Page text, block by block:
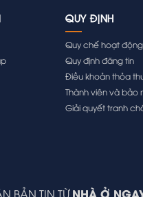
QUY ĐỊNH
Quy chế hoạt động
Quy định đăng tin
Điều khoản thỏa
Thành viên và bảo
Giải quyết tranh
BẢN TIN TỪNHÀ Ở